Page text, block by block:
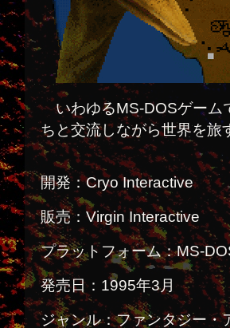
いわゆるMS-DOSゲーム
ちと交流しながら世界を旅
開発：Cryo Interactive
販売：Virgin Interactive
プラットフォーム：MS-
発売日：1995年3月
ジャンル：ファンタジー・